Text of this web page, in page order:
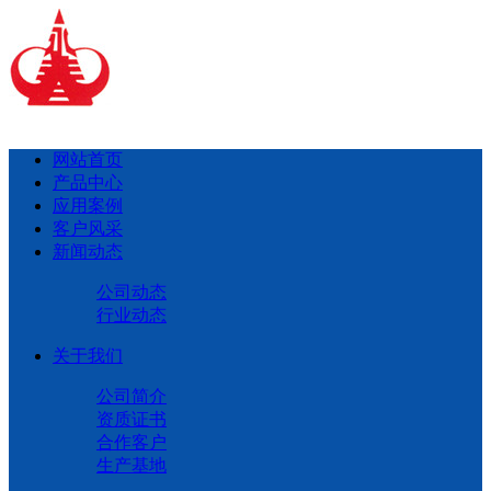
网站首页
产品中心
应用案例
客户风采
新闻动态
公司动态
行业动态
关于我们
公司简介
资质证书
合作客户
生产基地